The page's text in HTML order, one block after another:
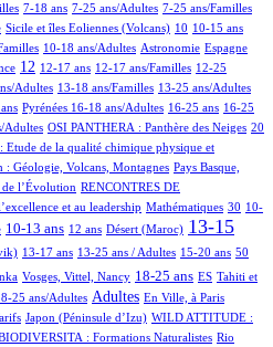
7-18 ans 7-25 ans/Adultes 7-25 ans/Familles
Sicile et îles Eoliennes (Volcans) 10 10-15 ans
10-18 ans/Adultes Astronomie Espagne
12 12-17 ans 12-17 ans/Familles 12-25
Adultes 13-18 ans/Familles 13-25 ans/Adultes
Pyrénées 16-18 ans/Adultes 16-25 ans 16-25
Adultes OSI PANTHERA : Panthère des Neiges 20
Etude de la qualité chimique physique et
: Géologie, Volcans, Montagnes Pays Basque,
l’Évolution RENCONTRES DE
et au leadership Mathématiques 30 10-
10-13 ans 12 ans Désert (Maroc) 13-15
13-17 ans 13-25 ans / Adultes 15-20 ans 50
Vosges, Vittel, Nancy 18-25 ans ES Tahiti et
25 ans/Adultes Adultes En Ville, à Paris
Japon (Péninsule d’Izu) WILD ATTITUDE :
: Formations Naturalistes Rio